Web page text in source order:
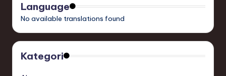
Language
No available translations found
Kategori